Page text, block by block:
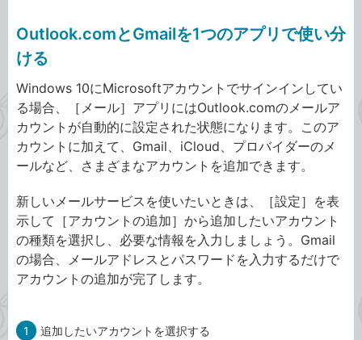
Outlook.comとGmailを1つのアプリで使い分
ける
Windows 10にMicrosoftアカウントでサインインしてい
る場合、［メール］アプリにはOutlook.comのメールア
カウントが自動的に設定された状態になります。このア
カウントに加えて、Gmail、iCloud、プロバイダーのメ
ールなど、さまざまなアカウントを追加できます。
新しいメールサービスを使いたいときは、［設定］を表
示して［アカウントの追加］から追加したいアカウント
の種類を選択し、必要な情報を入力しましょう。Gmail
の場合、メールアドレスとパスワードを入力するだけで
アカウントの追加が完了します。
1 追加したいアカウントを選択する